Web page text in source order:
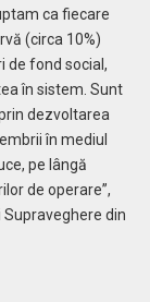
ca fiecare
(circa 10%)
de fond social,
în sistem. Sunt
dezvoltarea
în mediul
pe lângă
de operare”,
din